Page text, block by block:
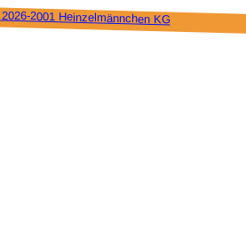
2026-2001 Heinzel­männchen KG